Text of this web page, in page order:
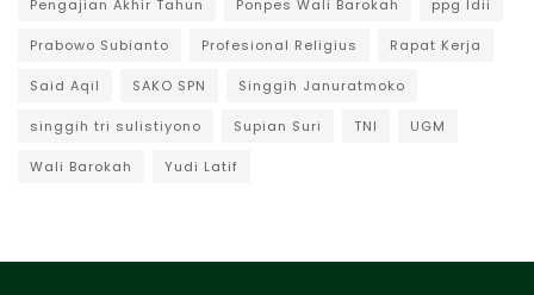
Pengajian Akhir Tahun Ponpes Wali Barokah ppg ldii
Prabowo Subianto Profesional Religius Rapat Kerja
Said Aqil SAKO SPN Singgih Januratmoko
singgih tri sulistiyono Supian Suri TNI UGM
Wali Barokah Yudi Latif